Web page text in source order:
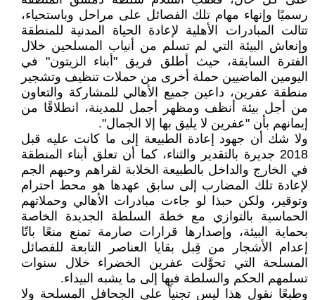
رسميًا وإنهاء مهام تلك الفصائل على مراحل وباستحياء،
تتالت المبادرات الأهلية لإعادة الحياة المدنية للمنطقة
وإنعاش البيئة التي لم تسلم من أنياب المسلحين خلال
الفترة السابقة، حيث أطلق فريق "أبناء الزيتون" في
اليومين الماضيين حملة أخرى من حملات تنظيف وتشجير
منطقة عفرين، داعين جميع الأهالي للمشاركة والتعاون
من أجل بيئة أنظف ومظهر أجمل للمدينة، انطلاقًا من
إيمانهم بأن "عفرين لا يليق بها إلا الجمال".
ولا شك أن جهود إعادة الطبيعة إلى ما كانت عليه قبل
2018 جديرة بالتقدير والثناء، كما أن تعلق أبناء المنطقة
في الخارج والداخل بالطبيعة الخلابة لقراهم وحبهم الجم
لإعادة تلك المضارب إلى سابق عهدها هو محط احترام
وتوقير، ولكن حبذا لو جاءت مبادرات الأهالي وحملاتهم
الحماسية بالتوازي مع خطة السلطة الجديدة الخاصة
بحماية البيئة، وإصدارها قرارات صارمة تمنع منعًا باتًا
إعدام الأشجار من قِبل بقايا العناصر التابعة للفصائل
المسلحة التي تحوَّلت عفرين الخضراء خلال سنوات
تسلمهم الحكم والسلطة فيها إلى ما يشبه البيداء.
وطبعًا نقول هذا ليس تجنياً على الجحافل المسلحة ولا